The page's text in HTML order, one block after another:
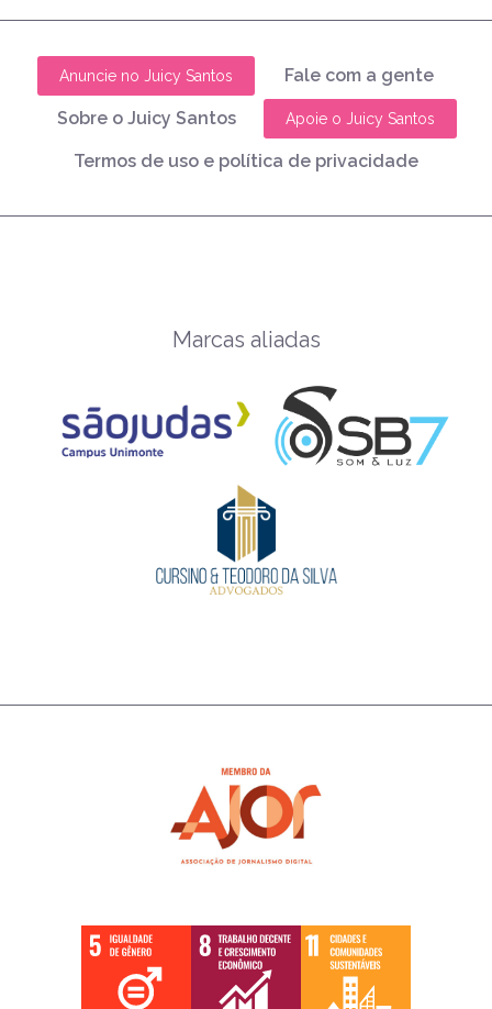
Anuncie no Juicy Santos Fale com a gente
Sobre o Juicy Santos Apoie o Juicy Santos
Termos de uso e política de privacidade
Marcas aliadas